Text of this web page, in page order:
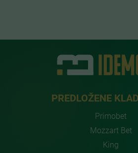
PREDLOŽENE
Primobet
Mozzart Bet
King